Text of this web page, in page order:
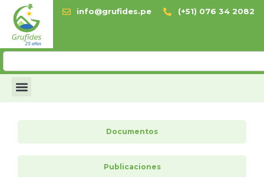
info@grufides.pe (+51) 076 34 2082
Documentos
Publicaciones